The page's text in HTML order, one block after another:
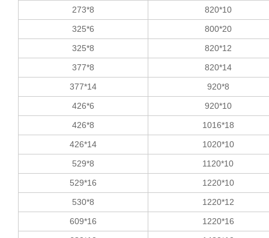
273*8
820*10
325*6
800*20
325*8
820*12
377*8
820*14
377*14
920*8
426*6
920*10
426*8
1016*18
426*14
1020*10
529*8
1120*10
529*16
1220*10
530*8
1220*12
609*16
1220*16